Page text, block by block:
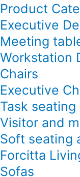
Product
Executive
Meeting
Workstation
Chairs
Executive
Task seating
Visitor and
Soft seating
Forcitta
Sofas